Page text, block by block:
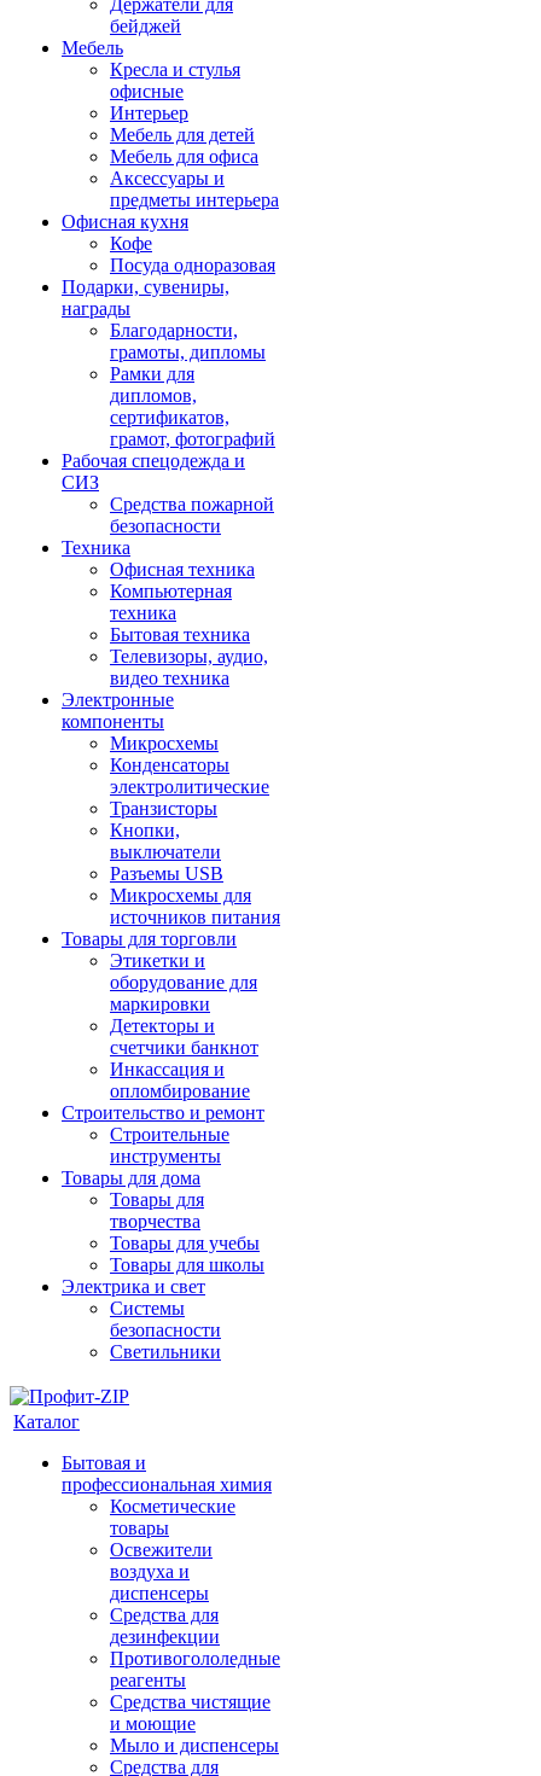
Держатели для
бейджей
Мебель
Кресла и стулья
офисные
Интерьер
Мебель для детей
Мебель для офиса
Аксессуары и
предметы интерьера
Офисная кухня
Кофе
Посуда одноразовая
Подарки, сувениры,
награды
Благодарности,
грамоты, дипломы
Рамки для
дипломов,
сертификатов,
грамот, фотографий
Рабочая спецодежда и
СИЗ
Средства пожарной
безопасности
Техника
Офисная техника
Компьютерная
техника
Бытовая техника
Телевизоры, аудио,
видео техника
Электронные
компоненты
Микросхемы
Конденсаторы
электролитические
Транзисторы
Кнопки,
выключатели
Разъемы USB
Микросхемы для
источников питания
Товары для торговли
Этикетки и
оборудование для
маркировки
Детекторы и
счетчики банкнот
Инкассация и
опломбирование
Строительство и ремонт
Строительные
инструменты
Товары для дома
Товары для
творчества
Товары для учебы
Товары для школы
Электрика и свет
Системы
безопасности
Светильники
Каталог
Бытовая и
профессиональная химия
Косметические
товары
Освежители
воздуха и
диспенсеры
Средства для
дезинфекции
Противогололедные
реагенты
Средства чистящие
и моющие
Мыло и диспенсеры
Средства для